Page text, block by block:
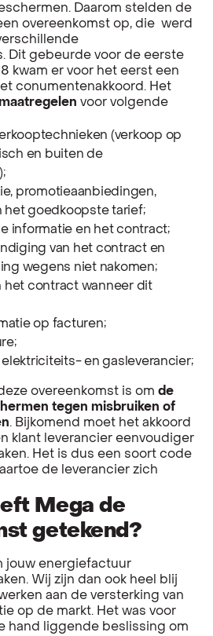
Daarom stelden de
overeenkomst op, die werd
Dit gebeurde voor de eerste
kwam er voor het eerst een
conumentenakkoord. Het
voor volgende
(verkoop op
en buiten de
promotieaanbiedingen,
het goedkoopste tarief;
informatie en het contract;
van het contract en
wegens niet nakomen;
het contract wanneer dit
op facturen;
elektriciteits- en gasleverancier;
overeenkomst is om de
tegen misbruiken of
. Bijkomend moet het akkoord
klant leverancier eenvoudiger
Het is dus een soort code
de leverancier zich
Mega de
getekend?
jouw energiefactuur
Wij zijn dan ook heel blij
aan de versterking van
op de markt. Het was voor
hand liggende beslissing om